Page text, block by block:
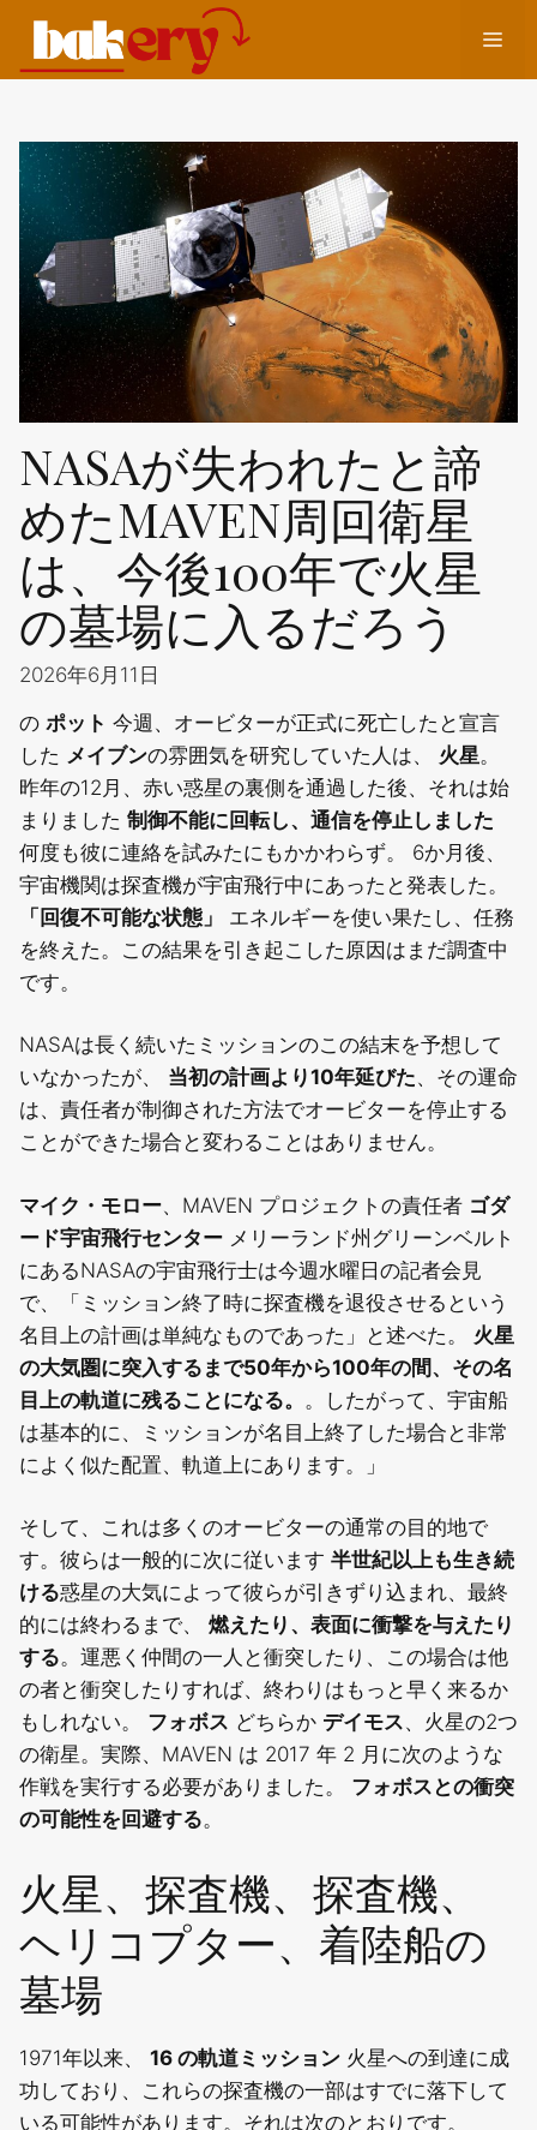
テ
メ
ュ
ー
NASAが失われたと諦
めたMAVEN周回衛星
は、今後100年で火星
の墓場に入るだろう
2026年6月11日
の ポット 今週、オービターが正式に死亡したと宣言
した メイブンの雰囲気を研究していた人は、 火星。
昨年の12月、赤い惑星の裏側を通過した後、それは始
まりました 制御不能に回転し、通信を停止しました
何度も彼に連絡を試みたにもかかわらず。 6か月後、
宇宙機関は探査機が宇宙飛行中にあったと発表した。
「回復不可能な状態」
エネルギーを使い果たし、任務
を終えた。この結果を引き起こした原因はまだ調査中
です。
NASAは長く続いたミッションのこの結末を予想して
いなかったが、 当初の計画より10年延びた、その運命
は、責任者が制御された方法でオービターを停止する
ことができた場合と変わることはありません。
マイク・モロー、MAVEN プロジェクトの責任者 ゴダ
ード宇宙飛行センター メリーランド州グリーンベルト
にあるNASAの宇宙飛行士は今週水曜日の記者会見
で、「ミッション終了時に探査機を退役させるという
名目上の計画は単純なものであった」と述べた。 火星
の大気圏に突入するまで50年から100年の間、その名
目上の軌道に残ることになる。 。したがって、宇宙船
は基本的に、ミッションが名目上終了した場合と非常
によく似た配置、軌道上にあります。」
そして、これは多くのオービターの通常の目的地で
す。彼らは一般的に次に従います 半世紀以上も生き続
ける惑星の大気によって彼らが引きずり込まれ、最終
的には終わるまで、 燃えたり、表面に衝撃を与えたり
する。運悪く仲間の一人と衝突したり、この場合は他
の者と衝突したりすれば、終わりはもっと早く来るか
もしれない。 フォボス どちらか デイモス、火星の2つ
の衛星。実際、MAVEN は 2017 年 2 月に次のような
作戦を実行する必要がありました。 フォボスとの衝突
の可能性を回避する。
火星、探査機、探査機、
ヘリコプター、着陸船の
墓場
1971年以来、 16 の軌道ミッション 火星への到達に成
功しており、これらの探査機の一部はすでに落下して
いる可能性があります。それは次のとおりです。